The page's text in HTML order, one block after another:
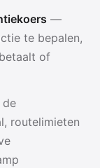
—
te bepalen,
of
de
routelimieten